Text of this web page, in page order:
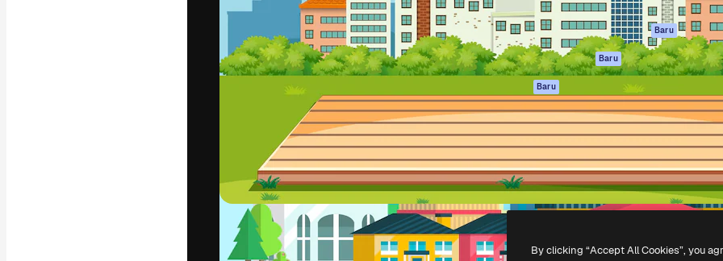
Generator suara AI
Konten stok
MCP untuk
Claude/ChatGPT
Baru
Baru
API
Aplikasi seluler
Semua alat
Magnific
Kebijakan privasi
Asli Baru
Kebijakan Cookie
Pusat
Afiliasi
Enterprise
Copyright © 2010- Freepik Company S.L.U.Hak cipta dilindungi undang-undang.
By clicking “Accept All Cookies”, you